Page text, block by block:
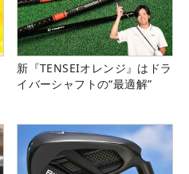
新『TENSEIオレンジ』はドラ
イバーシャフトの“最適解”